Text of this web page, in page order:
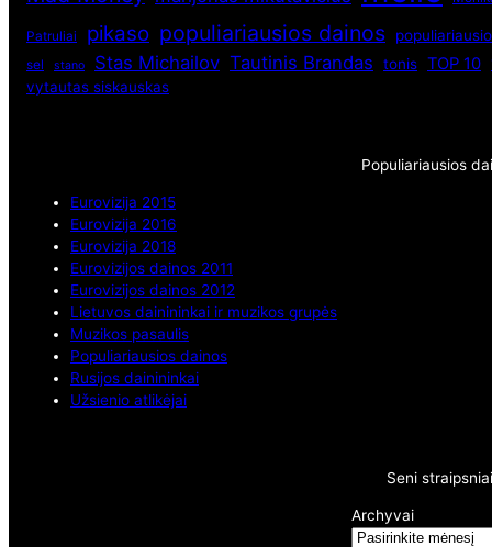
Patruliai pikaso populiariausios dainos
sel stano Stas Michailov Tautinis Brandas tonis TOP 10
vytautas siskauskas
Populiariausios
Eurovizija 2015
Eurovizija 2016
Eurovizija 2018
Eurovizijos dainos 2011
Eurovizijos dainos 2012
Lietuvos dainininkai ir muzikos grupės
Muzikos pasaulis
Populiariausios dainos
Rusijos dainininkai
Užsienio atlikėjai
Seni straipsniai
Archyvai